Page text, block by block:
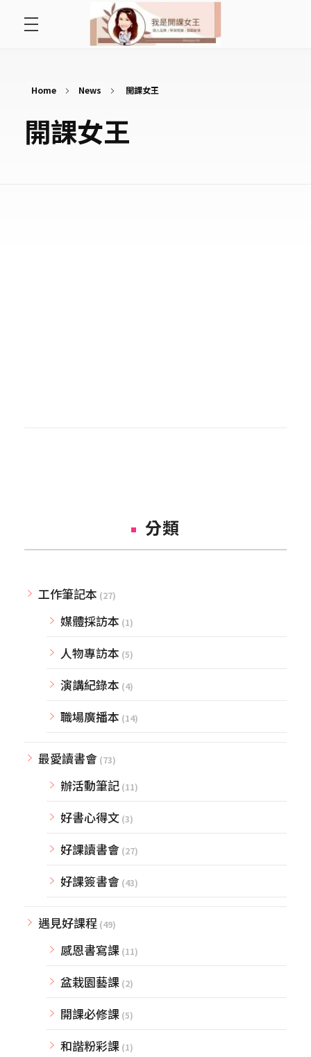
好好說故事
最愛讀書會
Home News 開課女王
開課女王
分類
工作筆記本 (27)
媒體採訪本 (1)
人物專訪本 (5)
演講紀錄本 (4)
職場廣播本 (14)
最愛讀書會 (73)
辦活動筆記 (11)
好書心得文 (3)
好課讀書會 (27)
好課簽書會 (43)
遇見好課程 (49)
感恩書寫課 (11)
盆栽園藝課 (2)
開課必修課 (5)
和諧粉彩課 (1)